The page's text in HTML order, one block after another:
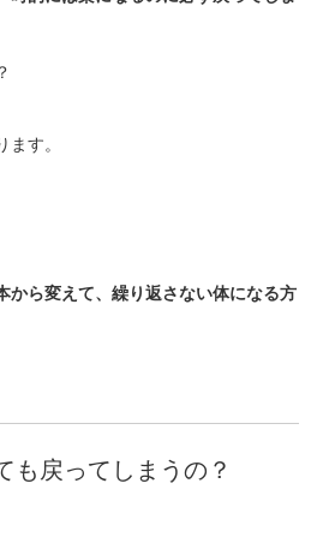
す。
から変えて、繰り返さない体になる方
も戻ってしまうの？